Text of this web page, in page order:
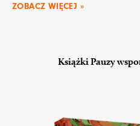
ZOBACZ WIĘCEJ »
Książki Pauzy